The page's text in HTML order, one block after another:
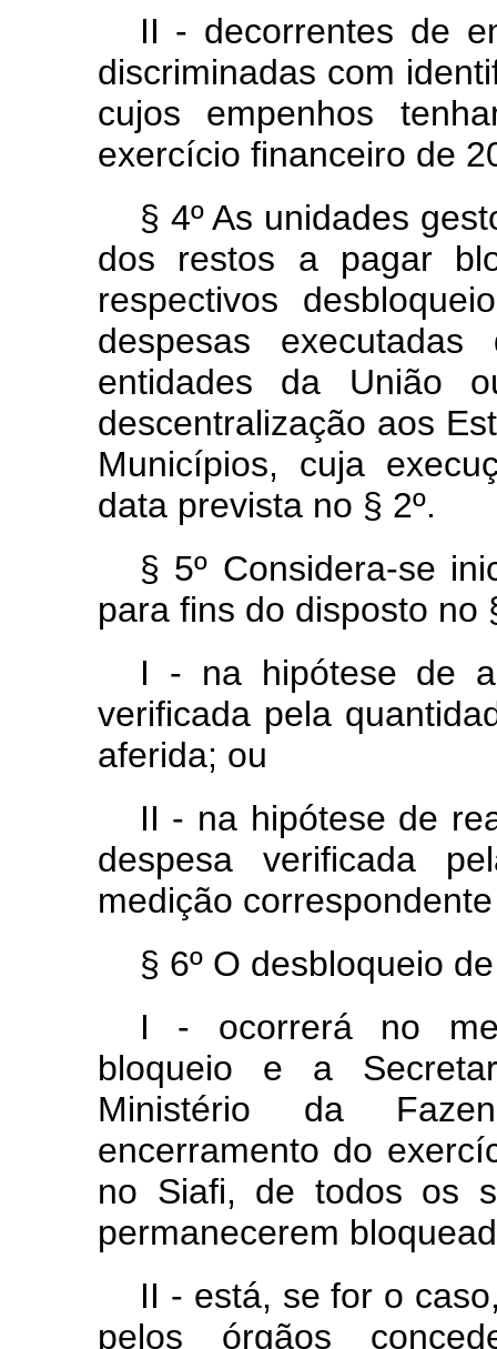
II - decorrentes de
discriminadas com
cujos empenhos
exercício financeiro de
§ 4º As unidades
dos restos a pagar
respectivos
despesas
entidades da União
descentralização aos
Municípios, cuja
data prevista no § 2º.
§ 5º Considera-se
para fins do disposto no
I - na hipótese de
verificada pela
aferida; ou
II - na hipótese de
despesa verificada
medição
§ 6º O desbloqueio
I - ocorrerá no
bloqueio e a
Ministério da
encerramento do
no Siafi, de todos os
permanecerem
II - está, se for o
pelos órgãos